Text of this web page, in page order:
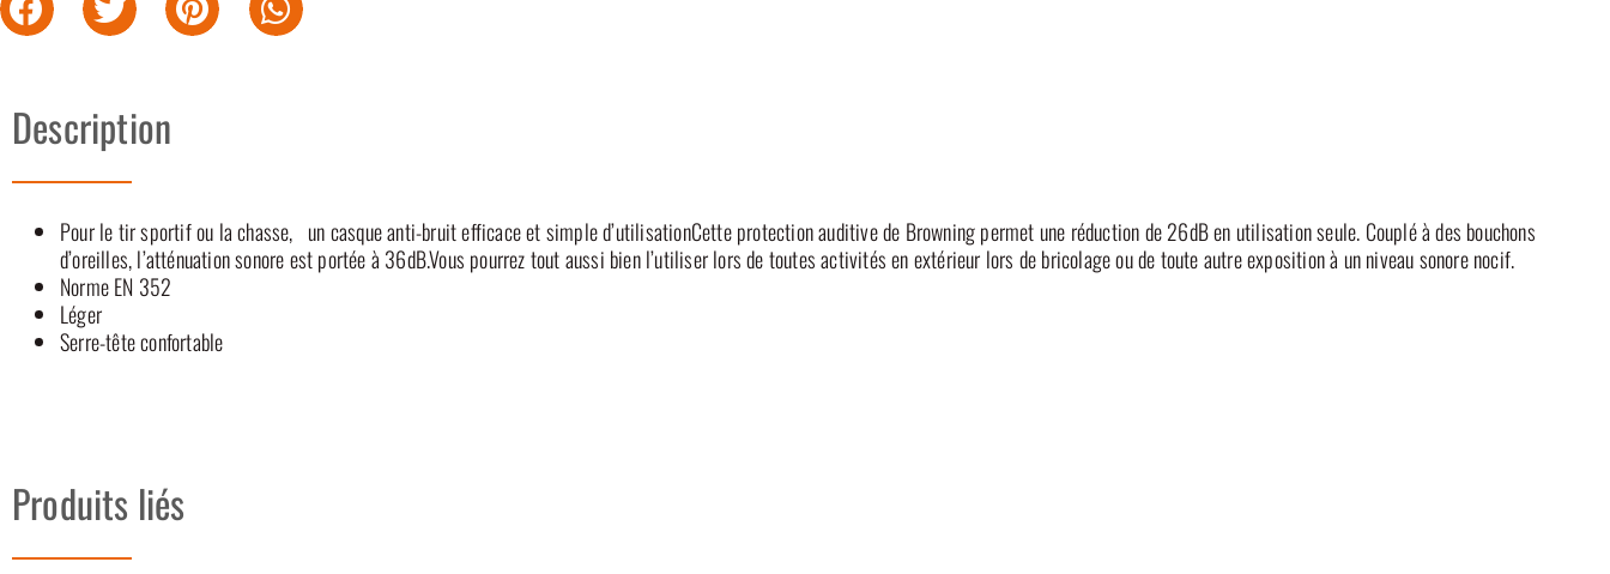
Description
Pour le tir sportif ou la chasse, un casque anti-bruit efficace et simple d’utilisationCette protection auditive de Browning permet une réduction de 26dB en utilisation seule. Couplé à des bouchons
d’oreilles, l’atténuation sonore est portée à 36dB.Vous pourrez tout aussi bien l’utiliser lors de toutes activités en extérieur lors de bricolage ou de toute autre exposition à un niveau sonore nocif.
Norme EN 352
Léger
Serre-tête confortable
Produits liés